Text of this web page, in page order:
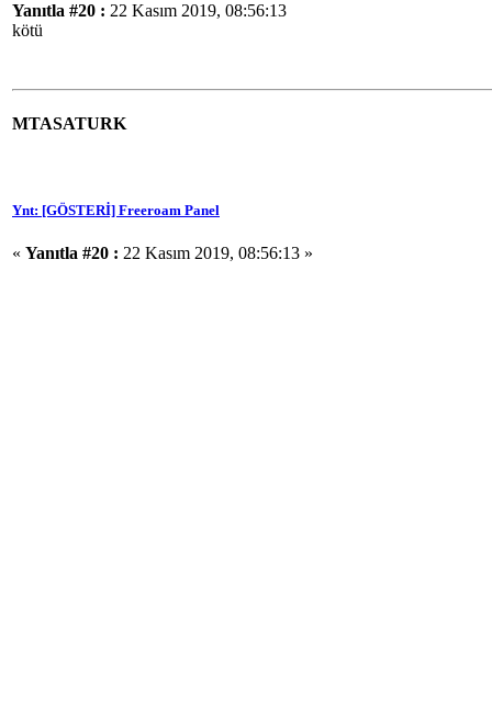
Yanıtla #20 : 22 Kasım 2019, 08:56:13
kötü
MTASATURK
Ynt: [GÖSTERİ] Freeroam Panel
« Yanıtla #20 : 22 Kasım 2019, 08:56:13 »